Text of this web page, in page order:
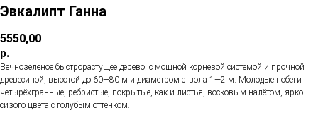
Эвкалипт Ганна
5550,00
р.
Вечнозелёное быстрорастущее дерево, с мощной корневой системой и прочной
древесиной, высотой до 60—80 м и диаметром ствола 1—2 м. Молодые побеги
четырёхгранные, ребристые, покрытые, как и листья, восковым налётом, ярко-
сизого цвета с голубым оттенком.